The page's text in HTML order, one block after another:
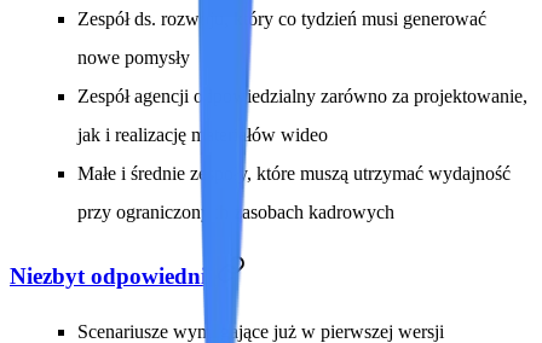
Zespół ds. rozwoju, który co tydzień musi generować
nowe pomysły
Zespół agencji odpowiedzialny zarówno za projektowanie,
jak i realizację materiałów wideo
Małe i średnie zespoły, które muszą utrzymać wydajność
przy ograniczonych zasobach kadrowych
Niezbyt odpowiednie
Scenariusze wymagające już w pierwszej wersji